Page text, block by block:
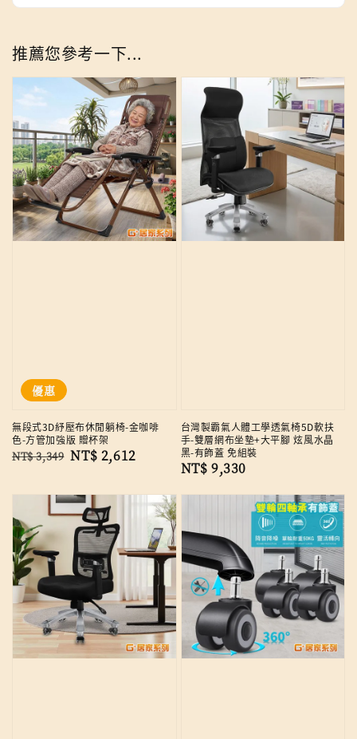
推薦您參考一下...
優惠
無段式3D紓壓布休閒躺椅-金咖啡
色-方管加強版 贈杯架
Regular
NT$ 3,349 Sale
NT$ 2,612
台灣製霸氣人體工學透氣椅5D軟扶
手-雙層網布坐墊+大平腳 炫風水晶
黑-有飾蓋 免組裝
Regular
NT$ 9,330